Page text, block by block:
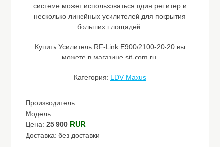
системе может использоваться один репитер и
несколько линейных усилителей для покрытия
больших площадей.
Купить Усилитель RF-Link E900/2100-20-20 вы
можете в магазине sit-com.ru.
Категория: LDV Maxus
Производитель:
Модель:
Цена:25 900 RUR
Доставка: без доставки